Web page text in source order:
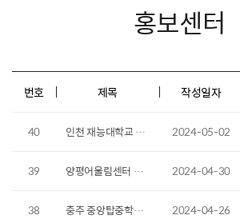
홍보센터
번호 제목 작성일자
40 인천 재능대학교 컴퓨터실 가구 납품 2024-05-02
39 양평어울림센터 열람대, 도서관 가구 및 로비용 쇼파 납품 2024-04-30
38 충주 중앙탑중학교 수강용테이블 납품 2024-04-26